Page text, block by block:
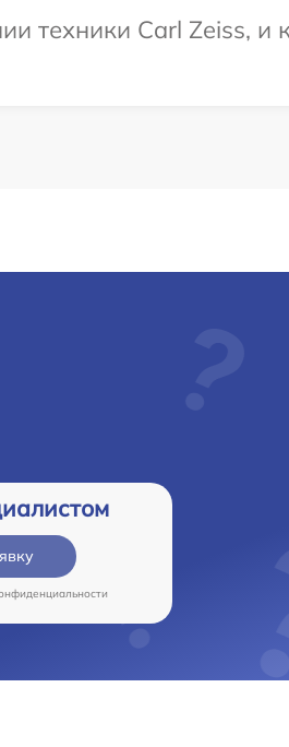
Carl Zeiss, и